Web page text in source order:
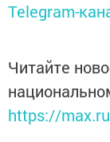
Telegram-
Читайте
https://